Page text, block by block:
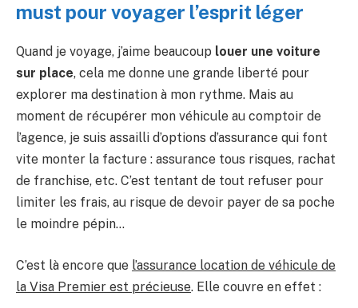
must pour voyager l’esprit léger
Quand je voyage, j’aime beaucoup louer une voiture
sur place, cela me donne une grande liberté pour
explorer ma destination à mon rythme. Mais au
moment de récupérer mon véhicule au comptoir de
l’agence, je suis assailli d’options d’assurance qui font
vite monter la facture : assurance tous risques, rachat
de franchise, etc. C’est tentant de tout refuser pour
limiter les frais, au risque de devoir payer de sa poche
le moindre pépin…
C’est là encore que l’assurance location de véhicule de
la Visa Premier est précieuse. Elle couvre en effet :